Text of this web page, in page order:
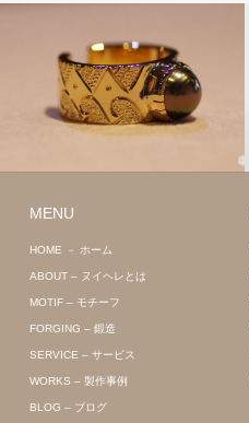
MENU
HOME － ホーム
ABOUT – ヌイヘレとは
MOTIF – モチーフ
FORGING – 鍛造
SERVICE – サービス
WORKS – 製作事例
BLOG – ブログ